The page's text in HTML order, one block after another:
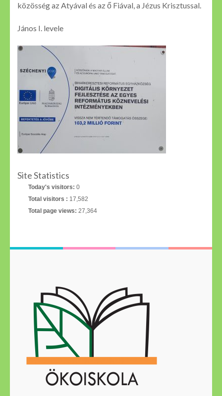
közösség az Atyával és az ő Fiával, a Jézus Krisztussal.
János I. levele
Site Statistics
Today's visitors: 0
Total visitors : 17,582
Total page views: 27,364